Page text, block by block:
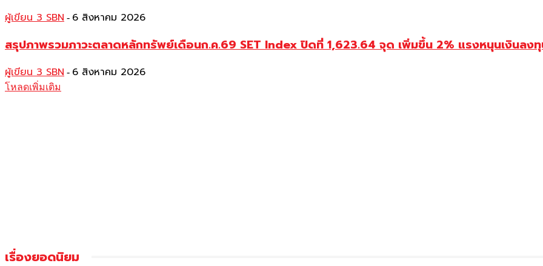
ผู้เขียน 3 SBN - 6 สิงหาคม 2026
สรุปภาพรวมภาวะตลาดหลักทรัพย์เดือนก.ค.69 SET Index ปิดที่ 1,623.64 จุด เพิ่มขึ้น 2% แรงหนุนเงินลงทุ
ผู้เขียน 3 SBN - 6 สิงหาคม 2026
โหลดเพิ่มเติม
เรื่องยอดนิยม